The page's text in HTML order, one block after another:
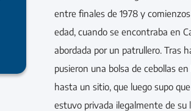
entre finales de 1978 y
edad, cuando se encontraba en
abordada por un patrullero. Tras
pusieron una bolsa de cebollas
hasta un sitio, que luego supo
estuvo privada ilegalmente de su